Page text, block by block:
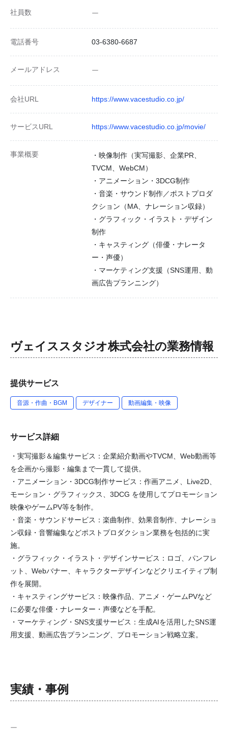
社員数 ー
電話番号 03-6380-6687
メールアドレス ー
会社URL https://www.vacestudio.co.jp/
サービスURL https://www.vacestudio.co.jp/movie/
事業概要
・映像制作（実写撮影、企業PR、
TVCM、WebCM）
・アニメーション・3DCG制作
・音楽・サウンド制作／ポストプロダ
クション（MA、ナレーション収録）
・グラフィック・イラスト・デザイン
制作
・キャスティング（俳優・ナレータ
ー・声優）
・マーケティング支援（SNS運用、動
画広告プランニング）
ヴェイススタジオ株式会社の業務情報
提供サービス
音源・作曲・BGM デザイナー 動画編集・映像
サービス詳細
・実写撮影＆編集サービス：企業紹介動画やTVCM、Web動画等
を企画から撮影・編集まで一貫して提供。
・アニメーション・3DCG制作サービス：作画アニメ、Live2D、
モーション・グラフィックス、3DCG を使用してプロモーション
映像やゲームPV等を制作。
・音楽・サウンドサービス：楽曲制作、効果音制作、ナレーショ
ン収録・音響編集などポストプロダクション業務を包括的に実
施。
・グラフィック・イラスト・デザインサービス：ロゴ、パンフレ
ット、Webバナー、キャラクターデザインなどクリエイティブ制
作を展開。
・キャスティングサービス：映像作品、アニメ・ゲームPVなど
に必要な俳優・ナレーター・声優などを手配。
・マーケティング・SNS支援サービス：生成AIを活用したSNS運
用支援、動画広告プランニング、プロモーション戦略立案。
実績・事例
ー